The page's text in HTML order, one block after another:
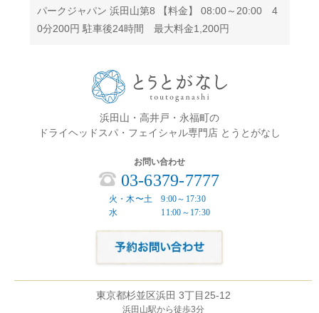
パークジャパン 浜田山第8 【料金】 08:00～20:00 4
0分200円 駐車後24時間 最大料金1,200円
浜田山・高井戸・永福町の
ドライヘッドスパ・フェイシャル専門店 とうとがなし
お問い合わせ
03-6379-7777
火・木〜土 9:00～17:30
水 11:00～17:30
東京都杉並区浜田 3丁目25-12
浜田山駅から徒歩3分